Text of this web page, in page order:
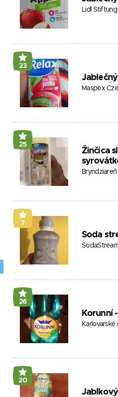
Lidl Stiftung
23
Maspex
25
Žinčica
Bryndziareň
7
Soda
26
Korunní
Karlovarské
20